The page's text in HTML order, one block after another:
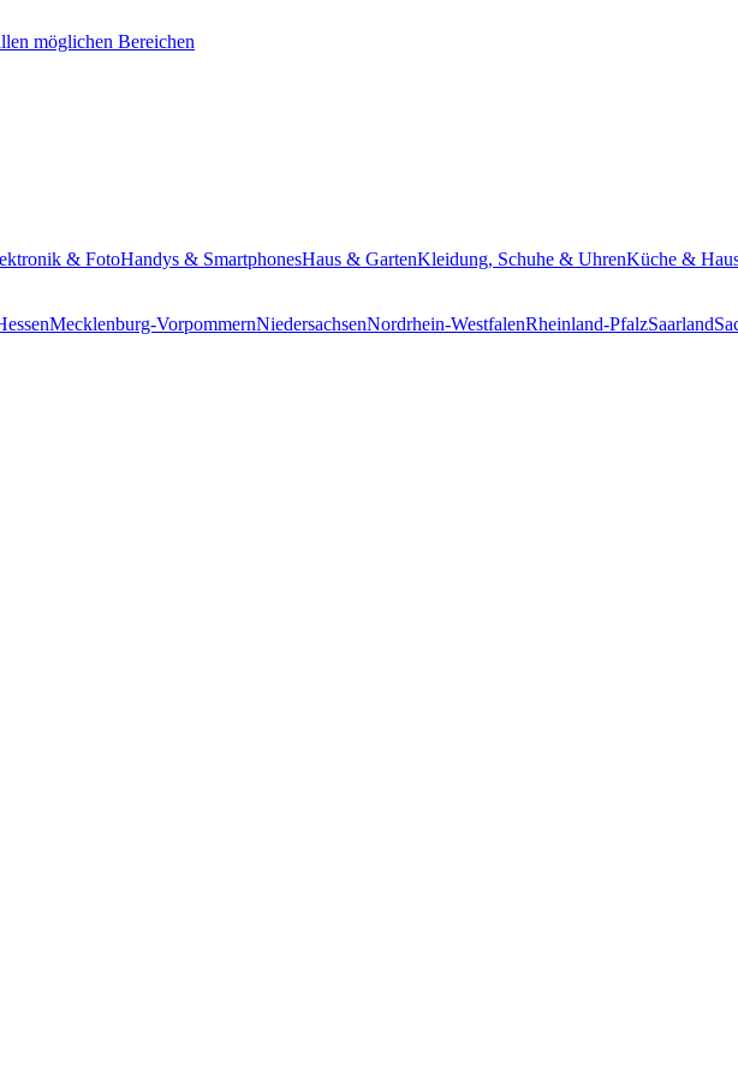
& FotoHandys & SmartphonesHaus & GartenKleidung, Schuhe & UhrenKüche &
Mecklenburg-VorpommernNiedersachsenNordrhein-WestfalenRheinland-PfalzSaarland